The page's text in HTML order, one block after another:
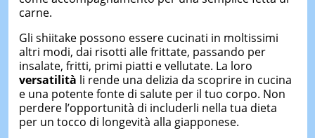
carne.
Gli shiitake possono essere cucinati in moltissimi
altri modi, dai risotti alle frittate, passando per
insalate, fritti, primi piatti e vellutate. La loro
versatilità li rende una delizia da scoprire in cucina
e una potente fonte di salute per il tuo corpo. Non
perdere l’opportunità di includerli nella tua dieta
per un tocco di longevità alla giapponese.